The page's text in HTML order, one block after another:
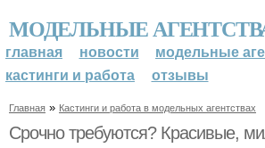
МОДЕЛЬНЫЕ
главная новости
модельные
кастинги и работа
отзывы
Главная » Кастинги и работа в модельных агентствах
Срочно требуются? Красивые,